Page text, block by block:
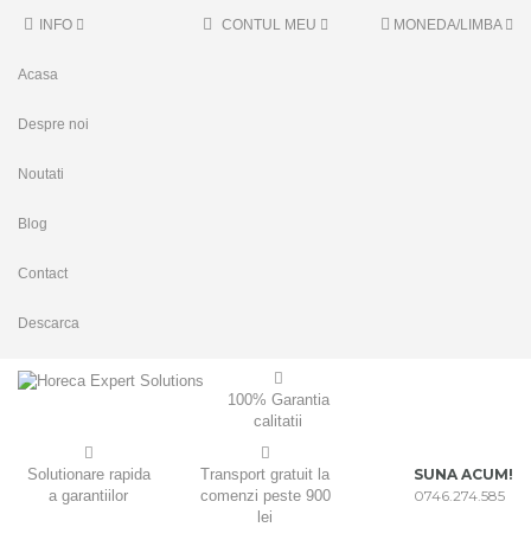
INFO
Acasa
Despre noi
Noutati
Blog
Contact
Descarca
MONEDA/LIMBA
CONTUL MEU
100% Garantia
calitatii
Solutionare rapida
a garantiilor
Transport gratuit la
comenzi peste 900
lei
SUNA ACUM!
0746.274.585